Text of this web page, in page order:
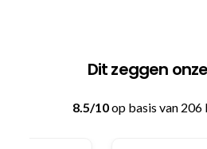
Dit zeggen
8.5/10op basis van